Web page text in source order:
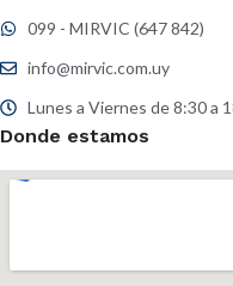
099 - MIRVIC (647 842)
info@mirvic.com.uy
Lunes a Viernes de 8:30 a
Donde estamos